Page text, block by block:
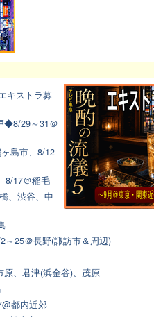
キストラ募
◆8/29～31＠
島市、8/12
8/17＠稲毛
、渋谷、中
～25＠長野(諏訪市＆周辺)
、君津(浜金谷)、茂原
都内近郊